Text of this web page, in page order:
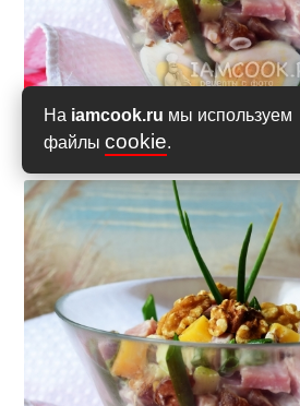
На iamcook.ru мы используем
файлы cookie.